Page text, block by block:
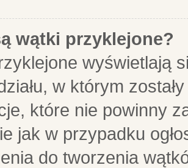
wątki przyklejone?
wyświetlają
w którym
które nie powinny
jak w przypadku
do tworzenia